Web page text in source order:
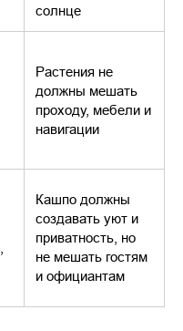
солнце
Растения не
должны мешать
проходу, мебели и
навигации
Кашпо должны
создавать уют и
приватность, но
не мешать гостям
и официантам